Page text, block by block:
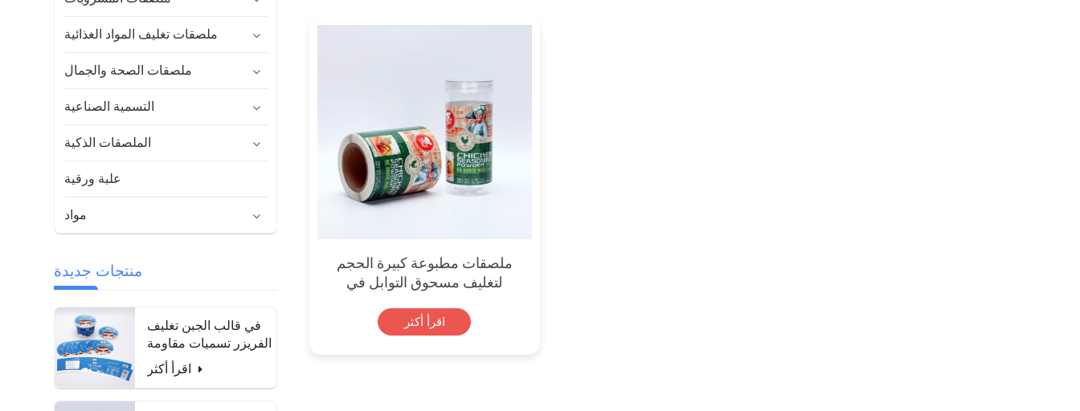
ملصقات تغليف المواد الغذائية
ملصقات الصحة والجمال
التسمية الصناعية
الملصقات الذكية
علبة ورقية
مواد
منتجات جديدة
في قالب الجبن تغليف
الفريزر تسميات مقاومة
للماء وآمنة للطعام
ملصقات مطبوعة كبيرة الحجم
لتغليف مسحوق التوابل في
اقرأ أكثر